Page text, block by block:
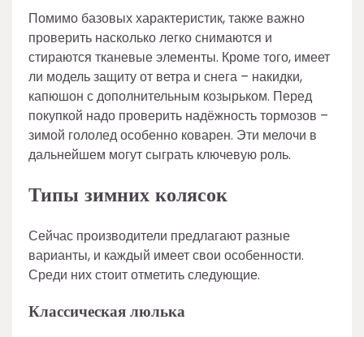
Помимо базовых характеристик, также важно
проверить насколько легко снимаются и
стираются тканевые элементы. Кроме того, имеет
ли модель защиту от ветра и снега – накидки,
капюшон с дополнительным козырьком. Перед
покупкой надо проверить надёжность тормозов –
зимой гололед особенно коварен. Эти мелочи в
дальнейшем могут сыграть ключевую роль.
Типы зимних колясок
Сейчас производители предлагают разные
варианты, и каждый имеет свои особенности.
Среди них стоит отметить следующие.
Классическая люлька